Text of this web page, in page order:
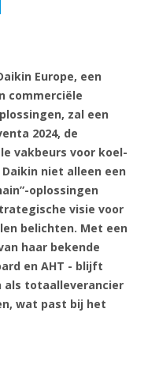
Europe, een
commerciële
zal een
2024, de
vakbeurs voor koel-
niet alleen een
oplossingen
visie voor
belichten. Met een
haar bekende
en AHT - blijft
als totaalleverancier
wat past bij het